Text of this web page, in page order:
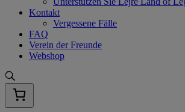
Kontakt
Vergessene Fälle
FAQ
Verein der Freunde
Webshop